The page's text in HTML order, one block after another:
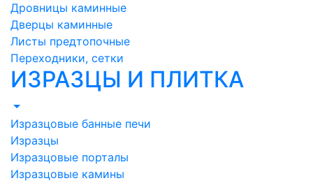
Дровницы каминные
Дверцы каминные
Листы предтопочные
Переходники, сетки
ИЗРАЗЦЫ И ПЛИТКА
Изразцовые банные печи
Изразцы
Изразцовые порталы
Изразцовые камины